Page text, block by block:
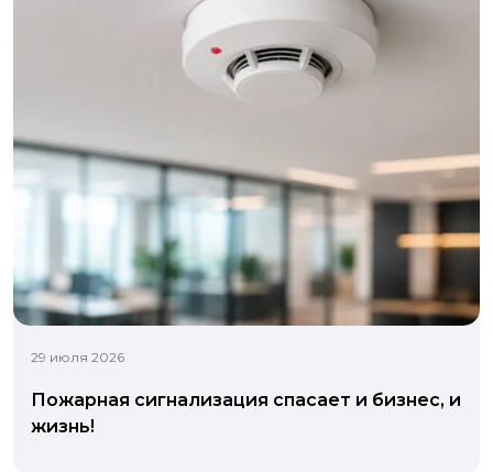
29 июля 2026
Пожарная сигнализация спасает и бизнес, и
жизнь!